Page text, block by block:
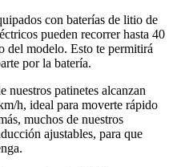
con baterías de litio de
pueden recorrer hasta 40
del modelo. Esto te permitirá
por la batería.
nuestros patinetes alcanzan
h, ideal para moverte rápido
muchos de nuestros
ajustables, para que